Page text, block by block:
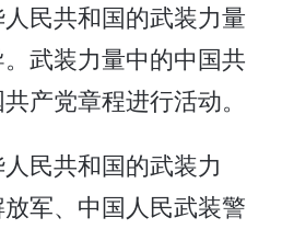
民共和国的武装力量
武装力量中的中国共
产党章程进行活动。
民共和国的武装力
军、中国人民武装警